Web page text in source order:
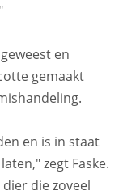
en
gemaakt
en is in staat
zegt Faske.
die zoveel